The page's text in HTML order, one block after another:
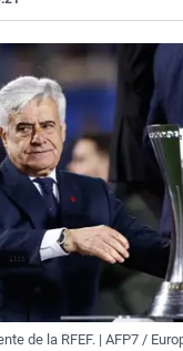
de la RFEF. | AFP7 /